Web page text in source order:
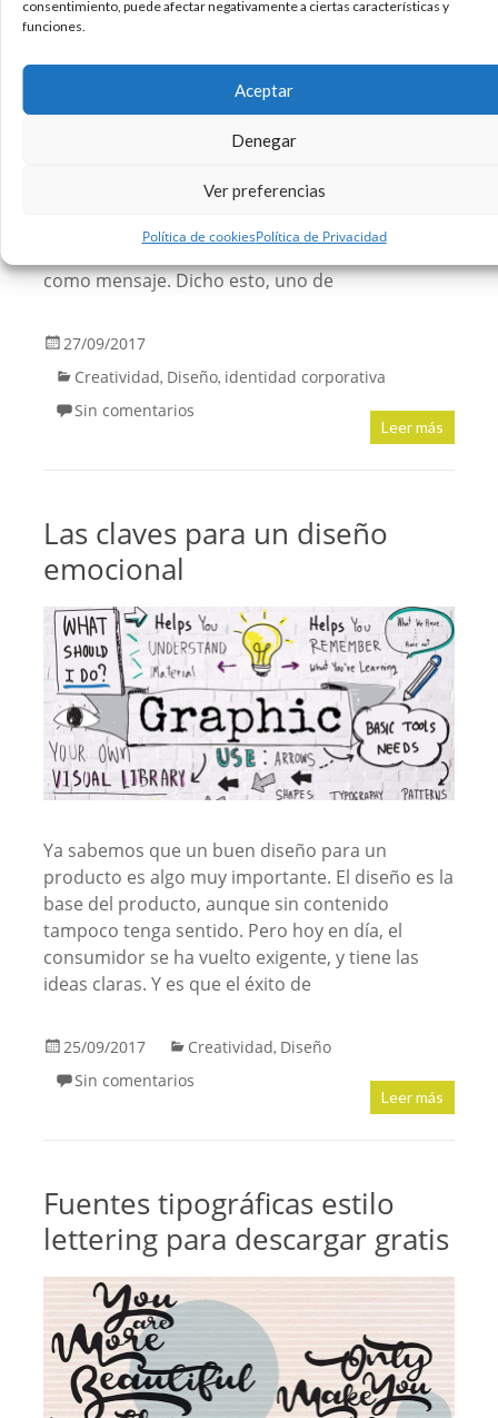
consentimiento, puede afectar negativamente a ciertas características y
funciones.
Aceptar
Denegar
Ver preferencias
Política de cookiesPolítica de Privacidad
Antes de empezar a hablar de naming, es
branding es la estrategia que se utiliza para
conseguir que lo que queremos reflejar acerca
como mensaje. Dicho esto, uno de
27/09/2017
Creatividad, Diseño, identidad corporativa
Sin comentarios
Leer más
Las claves para un diseño
emocional
Ya sabemos que un buen diseño para un
producto es algo muy importante. El diseño es la
base del producto, aunque sin contenido
tampoco tenga sentido. Pero hoy en día, el
consumidor se ha vuelto exigente, y tiene las
ideas claras. Y es que el éxito de
25/09/2017 Creatividad, Diseño
Sin comentarios
Leer más
Fuentes tipográficas estilo
lettering para descargar gratis